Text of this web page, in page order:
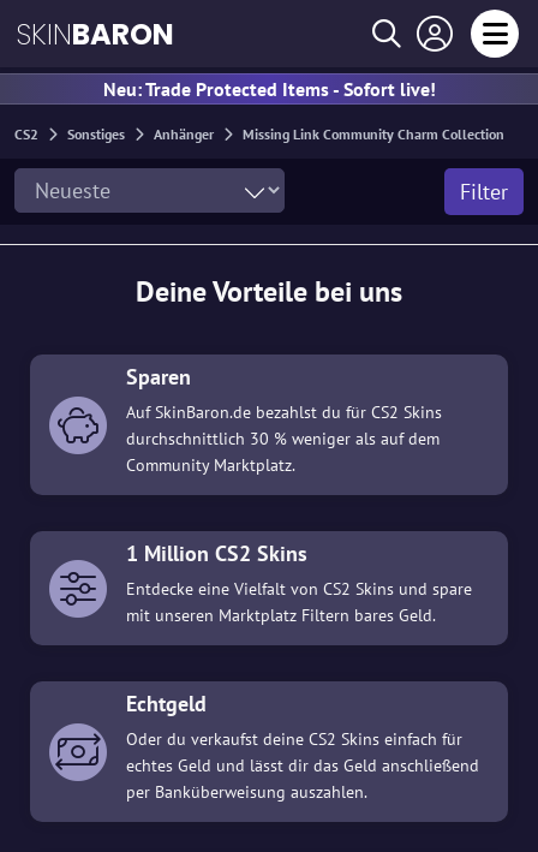
SKINBARON
Neu: Trade Protected Items - Sofort live!
CS2 Sonstiges Anhänger Missing Link Community Charm Collection
Filter
Deine Vorteile bei uns
Sparen
Auf SkinBaron.de bezahlst du für CS2 Skins
durchschnittlich 30 % weniger als auf dem
Community Marktplatz.
1 Million CS2 Skins
Entdecke eine Vielfalt von CS2 Skins und spare
mit unseren Marktplatz Filtern bares Geld.
Echtgeld
Oder du verkaufst deine CS2 Skins einfach für
echtes Geld und lässt dir das Geld anschließend
per Banküberweisung auszahlen.